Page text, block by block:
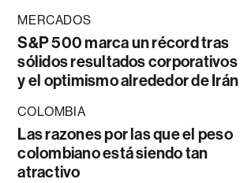
MERCADOS
S&P 500 marca un récord tras
sólidos resultados corporativos
y el optimismo alrededor de Irán
COLOMBIA
Las razones por las que el peso
colombiano está siendo tan
atractivo